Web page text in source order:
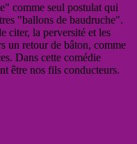
comme seul postulat qui
"ballons de baudruche".
citer, la perversité et les
un retour de bâton, comme
Dans cette comédie
être nos fils conducteurs.